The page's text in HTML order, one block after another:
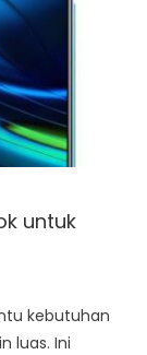
untuk
kebutuhan
luas. Ini